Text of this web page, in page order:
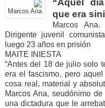
Marcos Ana
“Aquel
que era
Marcos
Dirigente juvenil
luego 23 años en prisión
MAITE INIESTA
“Antes del 18 de julio solo
era el fascismo, pero
cosa real, material y
Marcos Ana, seudónimo
una dictadura que le